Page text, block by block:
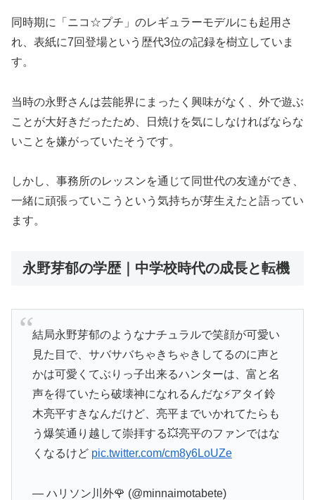
同時期に「ニコ☆プチ」のレギュラーモデルにも起用さ
れ、表紙に7回登場という歴代3位の記録を樹立していま
す。
当時の永野さんは芸能界にまったく興味がなく、外で遊ぶ
ことが大好きだったため、日焼けを気にしなければならな
いことを嫌がっていたそうです。
しかし、事務所のレッスンを通じて同世代の友達ができ、
一緒に頑張っていこうという気持ちが芽生えたと語ってい
ます。
永野芽郁の学歴｜中学校時代の成長と転機
結局永野芽郁のようなナチュラルで笑顔が可愛い
見た目で、サバサバちゃきちゃきしてるのに声と
かは可愛くてぶりっ子出来るハンターは、富と名
声を得ていたら破壊神になれるんだな⚡️アタイ鈴
木亮平すきなんだけど、亮平までいかれてたらも
う爆笑通り越して崇拝する💥亮平のファンではな
くなるけど pic.twitter.com/cm8y6LoUZe
— ハリソン川外🌹 (@minnaimotabete)